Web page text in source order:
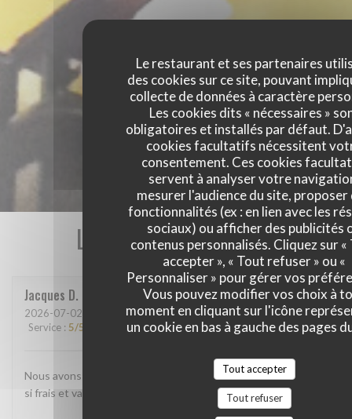
Le restaurant et ses partenaires
des cookies sur ce site, pouvant
collecte de données à caractère
Les cookies dits « nécessaires »
obligatoires et installés par défaut.
cookies facultatifs nécessitent
consentement. Ces cookies
servent à analyser votre
mesurer l'audience du site, proposer
fonctionnalités (ex : en lien avec les
sociaux) ou afficher des publicités
contenus personnalisés. Cliquez sur «
accepter », « Tout refuser » ou «
Personnaliser » pour gérer vos
Vous pouvez modifier vos choix à
moment en cliquant sur l'icône
un cookie en bas à gauche des pages
Tout accepter
Tout refuser
Les avis de nos clients
Jacques D
2026-07-02 - 19:00 - Couverts 2
Service : 5/5 Ambiance: 4/5 Cuisine: 5/5 Qualité / Prix:5/5
Nous avons beaucoup aimé le shashimi Akasaka. Les poissons
si frais et variés étaient absolument délicieux